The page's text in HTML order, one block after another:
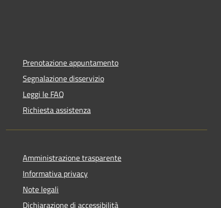
Prenotazione appuntamento
Segnalazione disservizio
Leggi le FAQ
Richiesta assistenza
Amministrazione trasparente
Informativa privacy
Note legali
Dichiarazione di accessibilità